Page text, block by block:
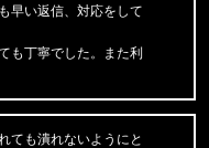
ございます。
早い返信、対応をして
も丁寧でした。また利
ても潰れないようにと